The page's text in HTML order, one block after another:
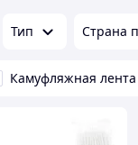
Тип Страна
Камуфляжная лента